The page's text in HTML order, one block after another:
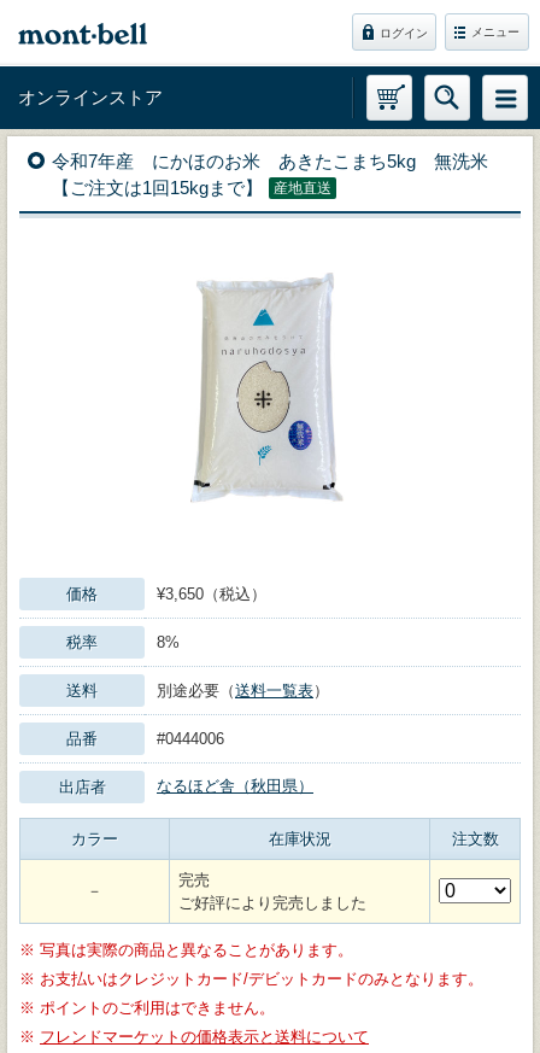
ログイン メニュー
オンラインストア
令和7年産 にかほのお米 あきたこまち5kg 無洗米
【ご注文は1回15kgまで】
産地直送
価格 ¥3,650（税込）
税率 8%
送料 別途必要（送料一覧表）
品番 #0444006
出店者 なるほど舎（秋田県）
カラー 在庫状況 注文数
－
完売
ご好評により完売しました
※ 写真は実際の商品と異なることがあります。
※ お支払いはクレジットカード/デビットカードのみとなります。
※ ポイントのご利用はできません。
※ フレンドマーケットの価格表示と送料について